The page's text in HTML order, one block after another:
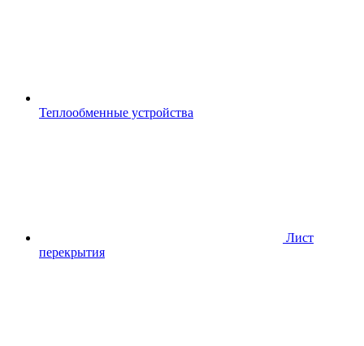
Теплообменные устройства
Лист
перекрытия